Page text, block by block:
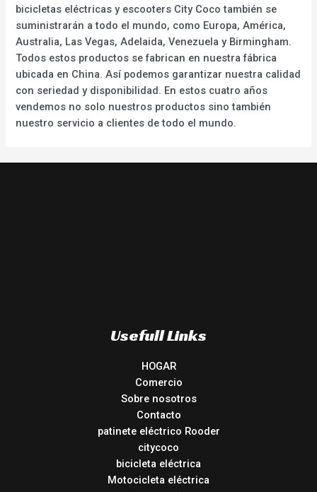
bicicletas eléctricas y escooters City Coco también se
suministrarán a todo el mundo, como Europa, América,
Australia, Las Vegas, Adelaida, Venezuela y Birmingham.
Todos estos productos se fabrican en nuestra fábrica
ubicada en China. Así podemos garantizar nuestra calidad
con seriedad y disponibilidad. En estos cuatro años
vendemos no solo nuestros productos sino también
nuestro servicio a clientes de todo el mundo.
Usefull Links
HOGAR
Comercio
Sobre nosotros
Contacto
patinete eléctrico Rooder
citycoco
bicicleta eléctrica
Motocicleta eléctrica